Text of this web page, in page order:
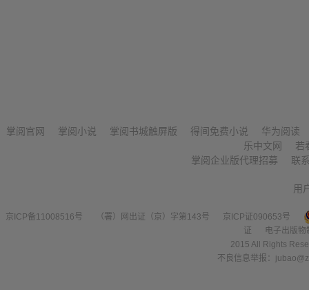
掌阅官网 掌阅小说 掌阅书城触屏版 得间免费小说
华为阅读
乐中文网
若
掌阅企业版代理招募
联
用
京ICP备11008516号 （署）网出证（京）字第143号
京ICP证090653号
证
电子出版
2015 All Rights
不良信息举报：